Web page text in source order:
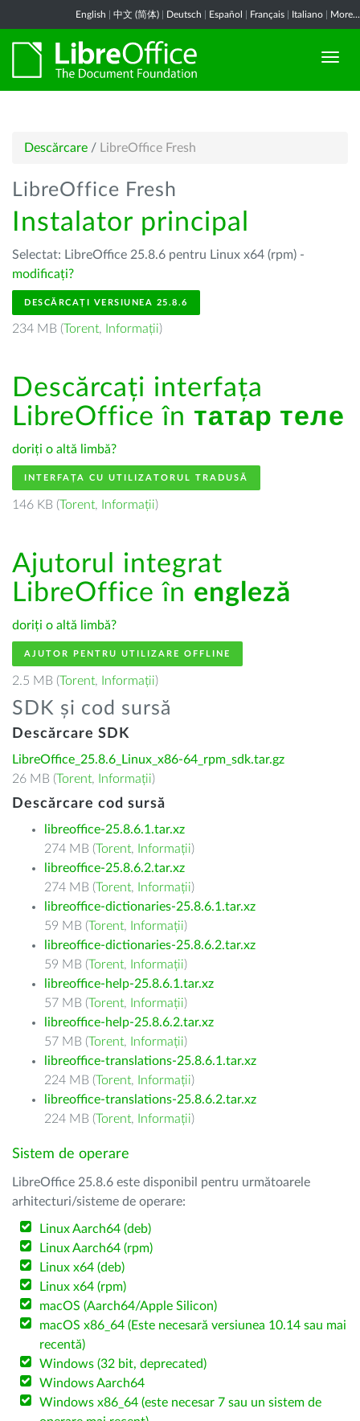
English 中文 (简体) Deutsch Español Français Italiano More...
Descărcare / LibreOffice Fresh
LibreOffice Fresh
Instalator principal
Selectat: LibreOffice 25.8.6 pentru Linux x64 (rpm) -
modificați?
DESCĂRCAȚI VERSIUNEA 25.8.6
234 MB (Torent, Informații)
Descărcați interfața
LibreOffice în татар теле
doriți o altă limbă?
INTERFAȚA CU UTILIZATORUL TRADUSĂ
146 KB (Torent, Informații)
Ajutorul integrat
LibreOffice în engleză
doriți o altă limbă?
AJUTOR PENTRU UTILIZARE OFFLINE
2.5 MB (Torent, Informații)
SDK și cod sursă
Descărcare SDK
LibreOffice_25.8.6_Linux_x86-64_rpm_sdk.tar.gz
26 MB (Torent, Informații)
Descărcare cod sursă
libreoffice-25.8.6.1.tar.xz
274 MB (Torent, Informații)
libreoffice-25.8.6.2.tar.xz
274 MB (Torent, Informații)
libreoffice-dictionaries-25.8.6.1.tar.xz
59 MB (Torent, Informații)
libreoffice-dictionaries-25.8.6.2.tar.xz
59 MB (Torent, Informații)
libreoffice-help-25.8.6.1.tar.xz
57 MB (Torent, Informații)
libreoffice-help-25.8.6.2.tar.xz
57 MB (Torent, Informații)
libreoffice-translations-25.8.6.1.tar.xz
224 MB (Torent, Informații)
libreoffice-translations-25.8.6.2.tar.xz
224 MB (Torent, Informații)
Sistem de operare
LibreOffice 25.8.6 este disponibil pentru următoarele
arhitecturi/sisteme de operare:
Linux Aarch64 (deb)
Linux Aarch64 (rpm)
Linux x64 (deb)
Linux x64 (rpm)
macOS (Aarch64/Apple Silicon)
macOS x86_64 (Este necesară versiunea 10.14 sau mai
recentă)
Windows (32 bit, deprecated)
Windows Aarch64
Windows x86_64 (este necesar 7 sau un sistem de